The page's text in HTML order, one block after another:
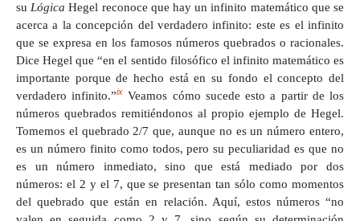
suLógica Hegel reconoce que hay un infinito matemático que se
acerca a la concepción del verdadero infinito: este es el infinito
que se expresa en los famosos números quebrados o racionales.
Dice Hegel que “en el sentido filosófico el infinito matemático es
importante porque de hecho está en su fondo el concepto del
verdadero infinito.”ix Veamos cómo sucede esto a partir de los
números quebrados remitiéndonos al propio ejemplo de Hegel.
Tomemos el quebrado 2/7 que, aunque no es un número entero,
es un número finito como todos, pero su peculiaridad es que no
es un número inmediato, sino que está mediado por dos
números: el 2 y el 7, que se presentan tan sólo como momentos
del quebrado que están en relación. Aquí, estos números “no